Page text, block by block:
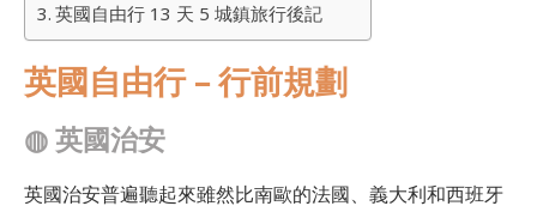
英國自由行 13 天 5 城鎮旅行後記
英國自由行 – 行前規劃
◍英國治安
英國治安普遍聽起來雖然比南歐的法國、義大利和西班牙